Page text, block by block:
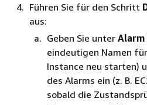
Führen Sie für den Schritt
aus:
Geben Sie unter Alarm
eindeutigen Namen
Instance neu starten)
des Alarms ein (z. B.
sobald die